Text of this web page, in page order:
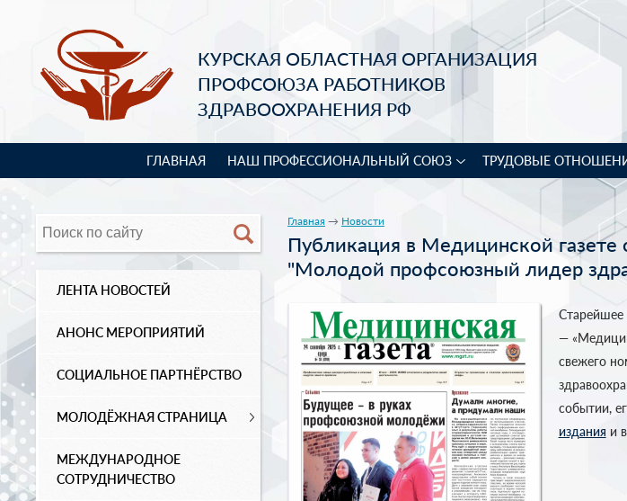
КУРСКАЯ ОБЛАСТНАЯ ОРГАНИЗАЦИЯ
ПРОФСОЮЗА РАБОТНИКОВ
ЗДРАВООХРАНЕНИЯ РФ
ГЛАВНАЯ НАШ ПРОФЕССИОНАЛЬНЫЙ СОЮЗ ТРУДОВЫЕ
ЛЕНТА НОВОСТЕЙ
АНОНС МЕРОПРИЯТИЙ
СОЦИАЛЬНОЕ ПАРТНЁРСТВО
МОЛОДЁЖНАЯ СТРАНИЦА
МЕЖДУНАРОДНОЕ
СОТРУДНИЧЕСТВО
Главная → Новости
Публикация в Медицинской
"Молодой профсоюзный лидер
Старейшее
—
свежего
событии,
издания и